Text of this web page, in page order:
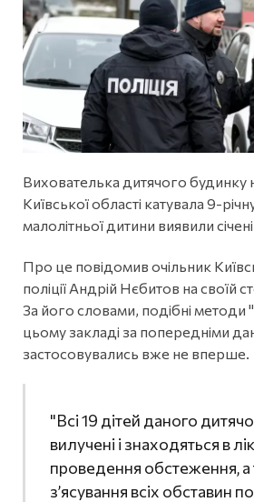
Вихователька дитячого будинку
Київської області катувала 9-
малолітньої дитини виявили
Про це повідомив очільник
поліції Андрій Нєбитов на своїй
За його словами, подібні методи
цьому закладі за попередніми
застосовувались вже не вперше.
"Всі 19 дітей даного
вилучені і знаходяться в
проведення обстеження,
з’ясування всіх обставин